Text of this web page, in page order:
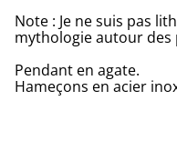
Note : Je ne suis pas
mythologie autour des
Pendant en agate.
Hameçons en acier